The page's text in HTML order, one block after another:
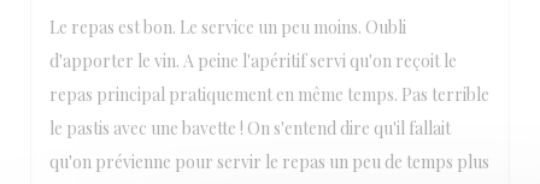
Le repas est bon. Le service un peu moins. Oubli
d'apporter le vin. A peine l'apéritif servi qu'on reçoit le
repas principal pratiquement en même temps. Pas terrible
le pastis avec une bavette ! On s'entend dire qu'il fallait
qu'on prévienne pour servir le repas un peu de temps plus